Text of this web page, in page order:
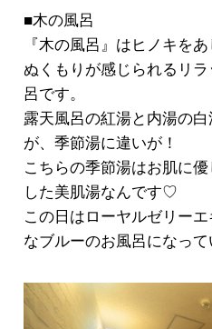
■木の風呂
『木の風呂』はヒノキを
ぬくもりが感じられるリ
呂です。
露天風呂の紅湯と内湯の
が、季節湯に違いが！
こちらの季節湯はお肌に
した美肌湯なんです♡
この日はローヤルゼリー
なブルーのお風呂になって